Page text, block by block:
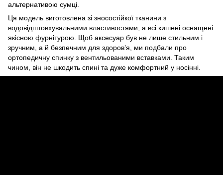
альтернативою сумці.
Ця модель виготовлена зі зносостійкої тканини з
водовідштовхувальними властивостями, а всі кишені оснащені
якісною фурнітурою. Щоб аксесуар був не лише стильним і
зручним, а й безпечним для здоровʼя, ми подбали про
ортопедичну спинку з вентильованими вставками. Таким
чином, він не шкодить спині та дуже комфортний у носінні.